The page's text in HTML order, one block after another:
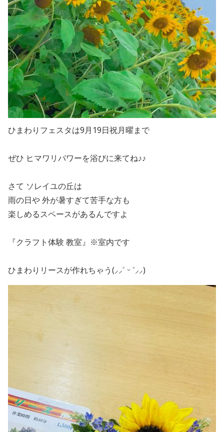
ひまわりフェスタは9月19日祝月曜まで
ぜひ ヒマワリパワーを浴びに来てね♪♪
さて ソレイユの丘は
雨の日や 外が暑すぎて苦手な方も
楽しめるスペースがあるんですよ
『クラフト体験 教室』※室内です
ひまわりリースが作れちゃう(⸝⸝˃ ᵕ ˂⸝⸝)